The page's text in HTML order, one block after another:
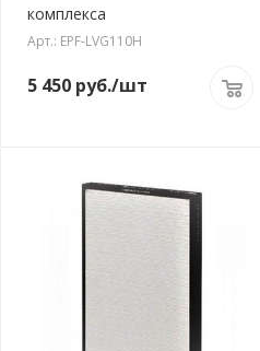
комплекса
Арт.: EPF-LVG110H
5 450руб./шт